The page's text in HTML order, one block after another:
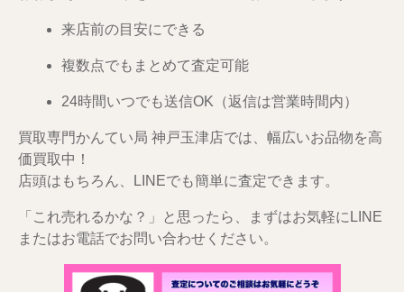
来店前の目安にできる
複数点でもまとめて査定可能
24時間いつでも送信OK（返信は営業時間内）
買取専門かんてい局 神戸玉津店では、幅広いお品物を高
価買取中！
店頭はもちろん、LINEでも簡単に査定できます。
「これ売れるかな？」と思ったら、まずはお気軽にLINE
またはお電話でお問い合わせください。